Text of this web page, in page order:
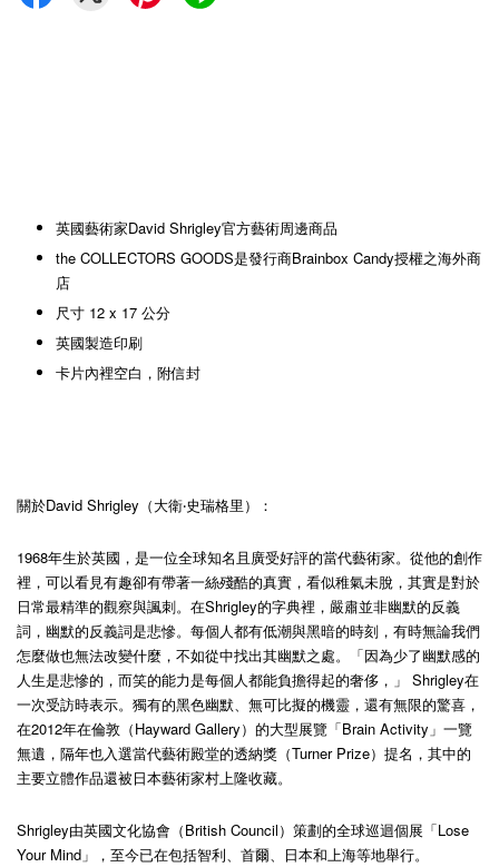
英國藝術家David Shrigley官方藝術周邊商品
the COLLECTORS GOODS是發行商Brainbox Candy授權之海外商
店
尺寸 12 x 17 公分
英國製造印刷
卡片內裡空白，附信封
關於David Shrigley（大衛‧史瑞格里）：
1968年生於英國，是一位全球知名且廣受好評的當代藝術家。從他的創作
裡，可以看見有趣卻有帶著一絲殘酷的真實，看似稚氣未脫，其實是對於
日常最精準的觀察與諷刺。在Shrigley的字典裡，嚴肅並非幽默的反義
詞，幽默的反義詞是悲慘。每個人都有低潮與黑暗的時刻，有時無論我們
怎麼做也無法改變什麼，不如從中找出其幽默之處。「因為少了幽默感的
人生是悲慘的，而笑的能力是每個人都能負擔得起的奢侈，」 Shrigley在
一次受訪時表示。獨有的黑色幽默、無可比擬的機靈，還有無限的驚喜，
在2012年在倫敦（Hayward Gallery）的大型展覽「Brain Activity」一覽
無遺，隔年也入選當代藝術殿堂的透納獎（Turner Prize）提名，其中的
主要立體作品還被日本藝術家村上隆收藏。
Shrigley由英國文化協會（British Council）策劃的全球巡迴個展「Lose
Your Mind」，至今已在包括智利、首爾、日本和上海等地舉行。